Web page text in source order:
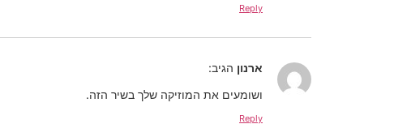
Reply
ארנון הגיב:
ושומעים את המוזיקה שלך בשיר הזה.
Reply